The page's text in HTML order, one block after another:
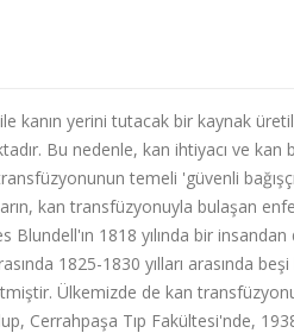
kanın yerini tutacak bir kaynak
Bu nedenle, kan ihtiyacı ve kan
temeli 'güvenli
kan transfüzyonuyla bulaşan
1818 yılında bir
1825-1830 yılları arasında
Ülkemizde de kan transfüzyonu
Cerrahpaşa Tıp Fakültesi'nde,